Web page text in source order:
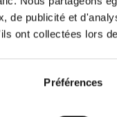
de publicité et
ont collectées lors
Préférences